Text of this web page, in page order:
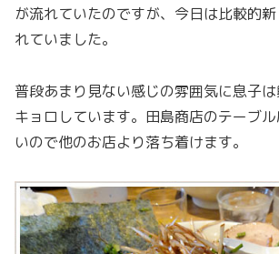
が流れていたのですが、今日は比較的
れていました。
普段あまり見ない感じの雰囲気に息子
キョロしています。田島商店のテーブ
いので他のお店より落ち着けます。